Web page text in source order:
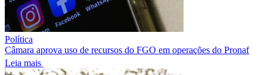
Política
Câmara aprova uso de recursos do FGO em operações do Pronaf
Leia mais